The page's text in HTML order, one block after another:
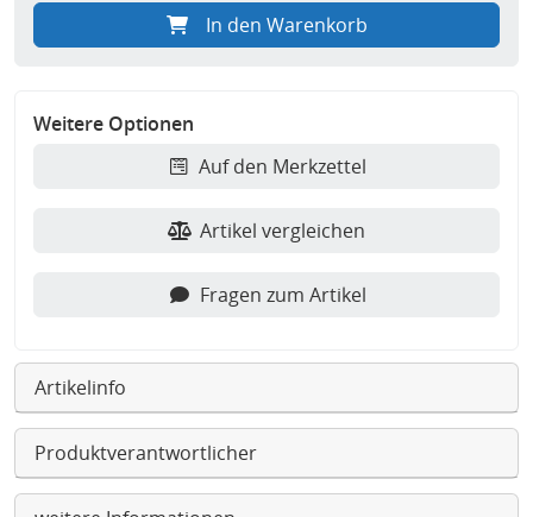
In den Warenkorb
Weitere Optionen
Auf den Merkzettel
Artikel vergleichen
Fragen zum Artikel
Artikelinfo
Produktverantwortlicher